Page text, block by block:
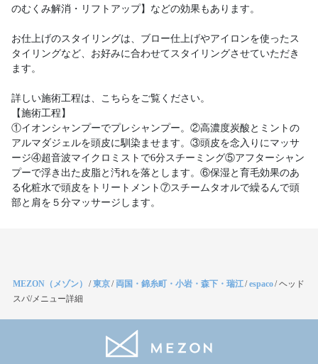
のむくみ解消・リフトアップ】などの効果もあります。
お仕上げのスタイリングは、ブロー仕上げやアイロンを使ったス
タイリングなど、お好みに合わせてスタイリングさせていただき
ます。
詳しい施術工程は、こちらをご覧ください。
【施術工程】
①イオンシャンプーでプレシャンプー。②高濃度炭酸とミントの
アルマダジェルを頭皮に馴染ませます。③頭皮を念入りにマッサ
ージ④超音波マイクロミストで6分スチーミング⑤アフターシャン
プーで浮き出た皮脂と汚れを落とします。⑥保湿と育毛効果のあ
る化粧水で頭皮をトリートメント⑦スチームタオルで繰るんで頭
部と肩を５分マッサージします。
MEZON（メゾン） /東京/ 両国・錦糸町・小岩・森下・瑞江/espaco/ヘッド
スパ/メニュー詳細